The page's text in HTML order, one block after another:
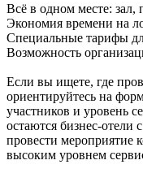
Всё в одном месте:
Экономия времени на
Специальные тарифы
Возможность
Если вы ищете, где
ориентируйтесь на
участников и уровень
остаются бизнес-
провести мероприятие
высоким уровнем